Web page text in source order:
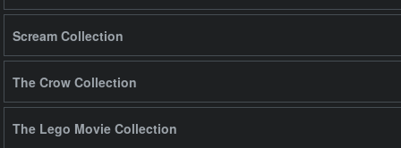
Scream Collection
The Crow Collection
The Lego Movie Collection